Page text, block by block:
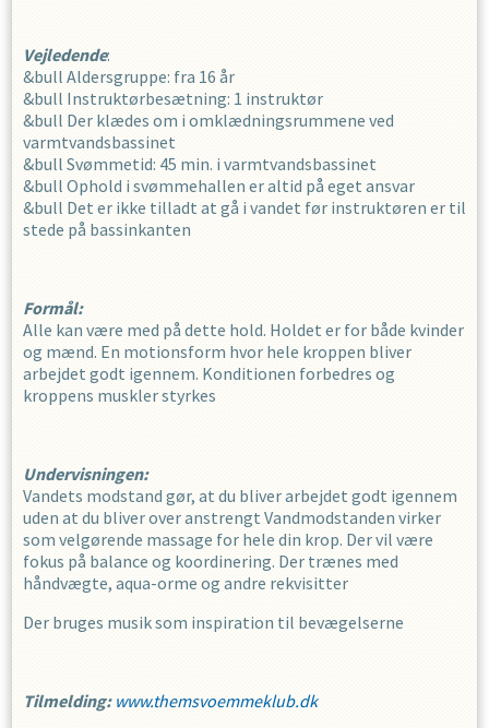
Vejledende:
&bull Aldersgruppe: fra 16 år
&bull Instruktørbesætning: 1 instruktør
&bull Der klædes om i omklædningsrummene ved
varmtvandsbassinet
&bull Svømmetid: 45 min. i varmtvandsbassinet
&bull Ophold i svømmehallen er altid på eget ansvar
&bull Det er ikke tilladt at gå i vandet før instruktøren er til
stede på bassinkanten
Formål:
Alle kan være med på dette hold. Holdet er for både kvinder
og mænd. En motionsform hvor hele kroppen bliver
arbejdet godt igennem. Konditionen forbedres og
kroppens muskler styrkes
Undervisningen:
Vandets modstand gør, at du bliver arbejdet godt igennem
uden at du bliver over anstrengt Vandmodstanden virker
som velgørende massage for hele din krop. Der vil være
fokus på balance og koordinering. Der trænes med
håndvægte, aqua-orme og andre rekvisitter
Der bruges musik som inspiration til bevægelserne
Tilmelding: www.themsvoemmeklub.dk